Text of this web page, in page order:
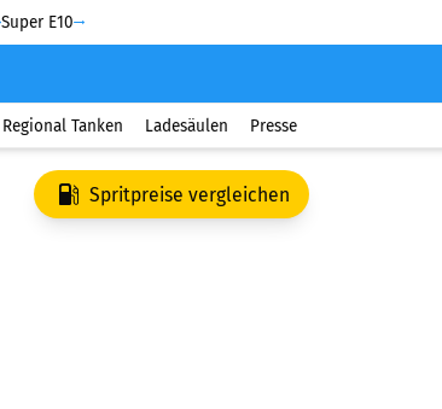
Super E10
Regional Tanken Ladesäulen Presse
Spritpreise vergleichen